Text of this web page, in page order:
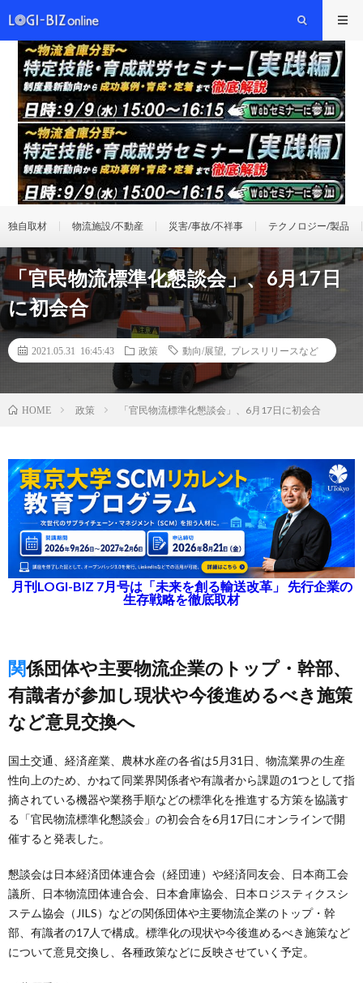
独自取材 物流施設/不動産 災害/事故/不祥事 テクノロジー/製品
「官民物流標準化懇談会」、6月17日
に初会合
2021.05.31 16:45:43 政策 動向/展望 プレスリリースなど
HOME 政策 「官民物流標準化懇談会」、6月17日に初会合
月刊LOGI-BIZ 7月号は「未来を創る輸送改革」 先行企業の
生存戦略を徹底取材
関係団体や主要物流企業のトップ・幹部、
有識者が参加し現状や今後進めるべき施策
など意見交換へ
国土交通、経済産業、農林水産の各省は5月31日、物流業界の生産
性向上のため、かねて同業界関係者や有識者から課題の1つとして指
摘されている機器や業務手順などの標準化を推進する方策を協議す
る「官民物流標準化懇談会」の初会合を6月17日にオンラインで開
催すると発表した。
懇談会は日本経済団体連合会（経団連）や経済同友会、日本商工会
議所、日本物流団体連合会、日本倉庫協会、日本ロジスティクスシ
ステム協会（JILS）などの関係団体や主要物流企業のトップ・幹
部、有識者の17人で構成。標準化の現状や今後進めるべき施策など
について意見交換し、各種政策などに反映させていく予定。